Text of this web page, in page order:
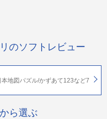
のソフトレビュー
地図パズル/かずあて123など7
ら選ぶ